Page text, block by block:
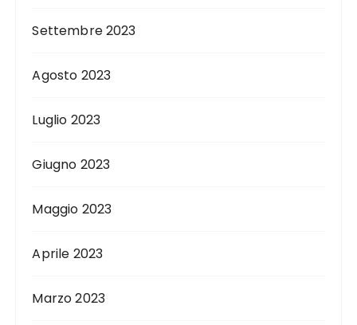
Settembre 2023
Agosto 2023
Luglio 2023
Giugno 2023
Maggio 2023
Aprile 2023
Marzo 2023